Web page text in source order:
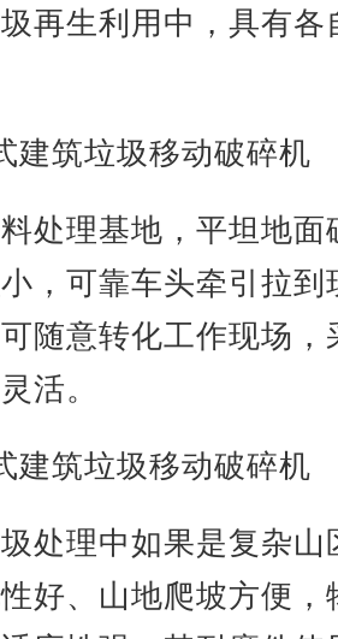
再生利用中，具有
建筑垃圾移动破碎机
处理基地，平坦地
，可靠车头牵引拉
随意转化工作现场
活。
建筑垃圾移动破碎机
处理中如果是复杂
好、山地爬坡方便